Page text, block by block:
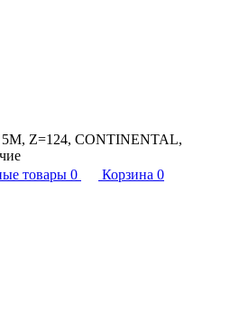
5M, Z=124, CONTINENTAL,
товары 0 Корзина 0